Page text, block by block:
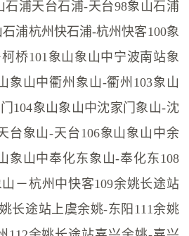
石浦天台石浦-天台98象山石浦
浦杭州快石浦-杭州快客100象
桥101象山象山中宁波南站象
象山中衢州象山-衢州103象山
104象山象山中沈家门象山-沈
台象山-天台106象山象山中余
象山中奉化东象山-奉化东108
－杭州中快客109余姚长途站
长途站上虞余姚-东阳111余姚